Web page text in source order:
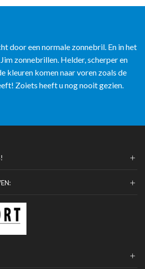
door een normale zonnebril. En in het
zonnebrillen. Helder, scherper en
kleuren komen naar voren zoals de
Zoiets heeft u nog nooit gezien.